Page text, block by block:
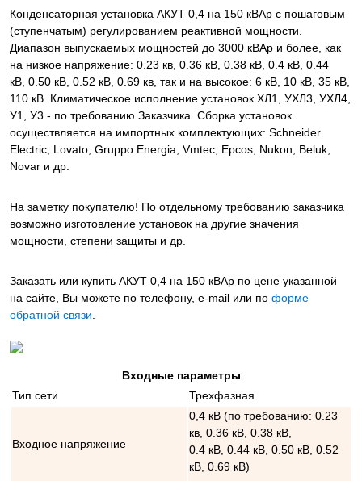
Конденсаторная установка АКУТ 0,4 на 150 кВАр с пошаговым
(ступенчатым) регулированием реактивной мощности.
Диапазон выпускаемых мощностей до 3000 кВАр и более, как
на низкое напряжение: 0.23 кв, 0.36 кВ, 0.38 кВ, 0.4 кВ, 0.44
кВ, 0.50 кВ, 0.52 кВ, 0.69 кв, так и на высокое: 6 кВ, 10 кВ, 35 кВ,
110 кВ. Климатическое исполнение установок ХЛ1, УХЛ3, УХЛ4,
У1, У3 - по требованию Заказчика. Сборка установок
осуществляется на импортных комплектующих: Schneider
Electric, Lovato, Gruppo Energia, Vmtec, Epcos, Nukon, Beluk,
Novar и др.
На заметку покупателю! По отдельному требованию заказчика
возможно изготовление установок на другие значения
мощности, степени защиты и др.
Заказать или купить АКУТ 0,4 на 150 кВАр по цене указанной
на сайте, Вы можете по телефону, e-mail или по форме
обратной связи.
Входные параметры
Тип сети
Трехфазная
Входное напряжение
0,4 кВ (по требованию: 0.23
кв, 0.36 кВ, 0.38 кВ,
0.4 кВ, 0.44 кВ, 0.50 кВ, 0.52
кВ, 0.69 кВ)